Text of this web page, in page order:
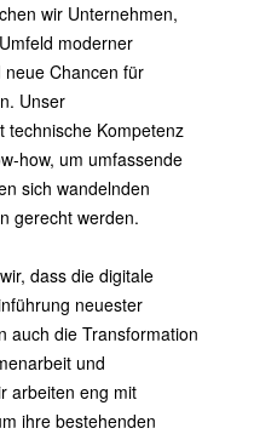
wir Unternehmen,
moderner
Chancen für
Unser
technische Kompetenz
how, um umfassende
sich wandelnden
gerecht werden.
dass die digitale
neuester
auch die Transformation
und
arbeiten eng mit
ihre bestehenden